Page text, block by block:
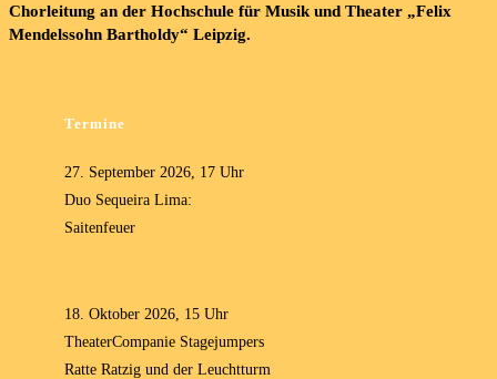
Chorleitung an der Hochschule für Musik und Theater „Felix
Mendelssohn Bartholdy“ Leipzig.
Termine
27. September 2026, 17 Uhr
Duo Sequeira Lima:
Saitenfeuer
18. Oktober 2026, 15 Uhr
TheaterCompanie Stagejumpers
Ratte Ratzig und der Leuchtturm